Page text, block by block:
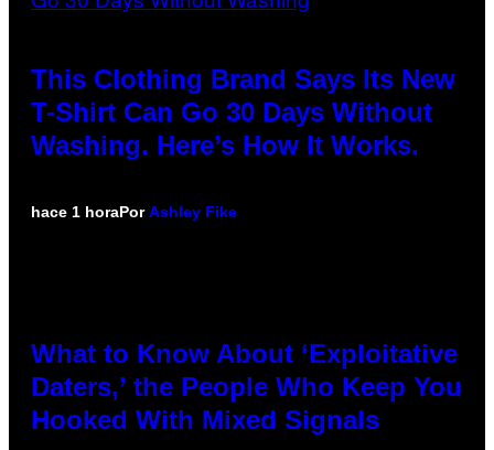
This Clothing Brand Says Its New
T-Shirt Can Go 30 Days Without
Washing. Here’s How It Works.
hace 1 horaPorAshley Fike
What to Know About ‘Exploitative
Daters,’ the People Who Keep You
Hooked With Mixed Signals